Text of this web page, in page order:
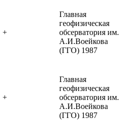
+
Главная
геофизическая
обсерватория им.
А.И.Воейкова
(ГГО) 1987
+
Главная
геофизическая
обсерватория им.
А.И.Воейкова
(ГГО) 1987